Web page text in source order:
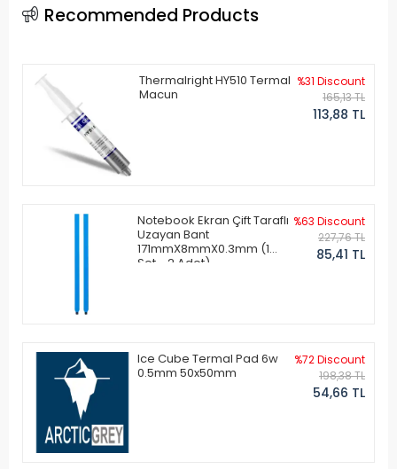
Recommended Products
Thermalright HY510 Termal
Macun
%31 Discount
165,13 TL
113,88 TL
Notebook Ekran Çift Taraflı
Uzayan Bant
171mmX8mmX0.3mm (1
Set - 2 Adet)
%63 Discount
227,76 TL
85,41 TL
Ice Cube Termal Pad 6w
0.5mm 50x50mm
%72 Discount
198,38 TL
54,66 TL